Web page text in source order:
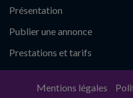
Présentation
Publier une annonce
Prestations et tarifs
Mentions légales